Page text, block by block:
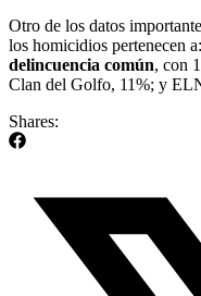
Otro de los datos
los homicidios pertenecen
delincuencia común, con
Clan del Golfo, 11%; y
Shares: